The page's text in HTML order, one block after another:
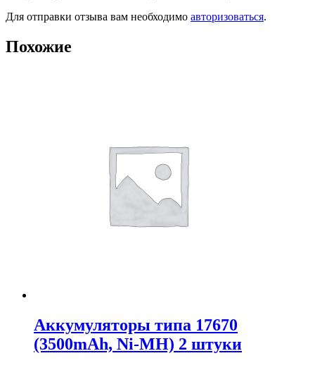
Для отправки отзыва вам необходимо авторизоваться.
Похожие
Аккумуляторы типа 17670
(3500mAh, Ni-MH) 2 штуки